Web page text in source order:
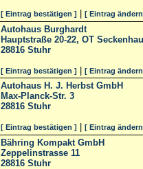
[ Eintrag bestätigen ] [ Eintrag
Autohaus Burghardt
Hauptstraße 20-22, OT
28816 Stuhr
[ Eintrag bestätigen ] [ Eintrag
Autohaus H. J. Herbst GmbH
Max-Planck-Str. 3
28816 Stuhr
[ Eintrag bestätigen ] [ Eintrag
Bähring Kompakt GmbH
Zeppelinstrasse 11
28816 Stuhr